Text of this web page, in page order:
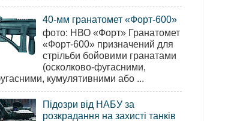
40-мм гранатомет «Форт-600»
фото: НВО «Форт» Гранатомет
«Форт-600» призначений для
стрільби бойовими гранатами
(осколково-фугасними,
кумулятивними або ...
Підозри від НАБУ за
розкрадання на захисті танків